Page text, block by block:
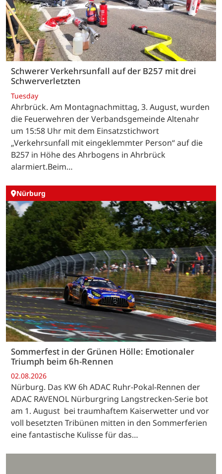
Schwerer Verkehrsunfall auf der B257 mit drei
Schwerverletzten
Tuesday
Ahrbrück. Am Montagnachmittag, 3. August, wurden
die Feuerwehren der Verbandsgemeinde Altenahr
um 15:58 Uhr mit dem Einsatzstichwort
„Verkehrsunfall mit eingeklemmter Person“ auf die
B257 in Höhe des Ahrbogens in Ahrbrück
alarmiert.Beim…
Nürburg
Sommerfest in der Grünen Hölle: Emotionaler
Triumph beim 6h-Rennen
02.08.2026
Nürburg. Das KW 6h ADAC Ruhr-Pokal-Rennen der
ADAC RAVENOL Nürburgring Langstrecken-Serie bot
am 1. August bei traumhaftem Kaiserwetter und vor
voll besetzten Tribünen mitten in den Sommerferien
eine fantastische Kulisse für das…